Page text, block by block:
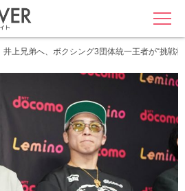
MENU
井上兄弟へ、ボクシング3団体統一王者が“挑